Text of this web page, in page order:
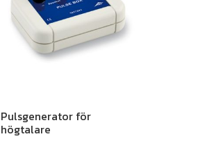
Pulsgenerator för
högtalare